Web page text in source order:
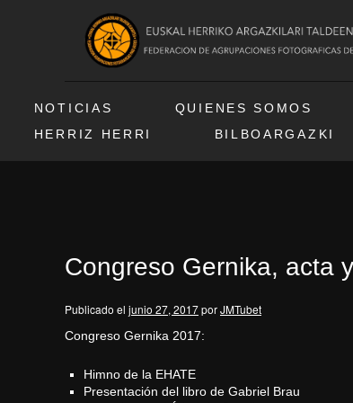
NOTICIAS QUIENES SOMOS
HERRIZ HERRI
BILBOARGAZKI
Congreso Gernika, acta
Publicado el junio 27, 2017porJMTubet
Congreso Gernika 2017:
Himno de la EHATE
Presentación del libro de Gabriel Brau